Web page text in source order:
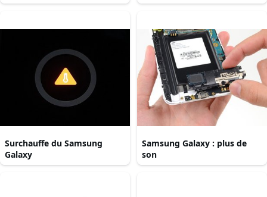
Surchauffe du Samsung
Galaxy
Samsung Galaxy : plus de
son